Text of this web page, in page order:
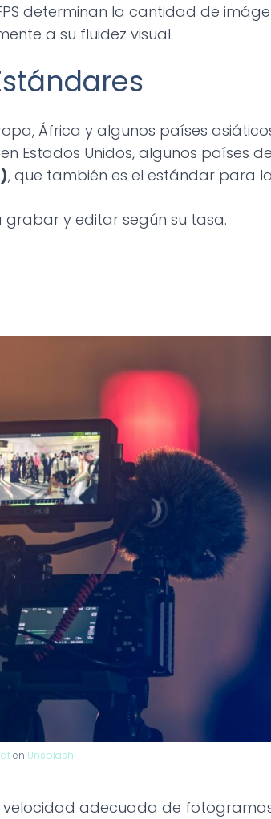
determinan la cantidad de
a su fluidez visual.
África y algunos países
Estados Unidos, algunos países de
, que también es el estándar para
y editar según su tasa.
en Unsplash
velocidad adecuada de